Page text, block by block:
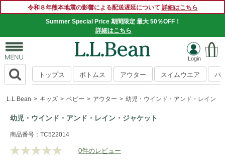
令和８年熊本地震の影響による配送遅延について 詳細はこちら
Summer Special Price 期間限定 最大 50％OFF！
詳細はこちら
トップス ボトムス アウター スイムウエア パ
L.L.Bean キッズ ベビー アウター 幼児・ウインド・アンド・レイン・
幼児・ウインド・アンド・レイン・ジャケット
https://www.llbean.co.jp/kids/babies/outer/g/P129128.html
商品番号：TC522014
評
0件のレビュー